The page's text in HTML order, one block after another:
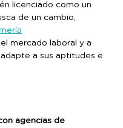
licenciado como un
de un cambio,
mercado laboral y a
a sus aptitudes e
agencias de